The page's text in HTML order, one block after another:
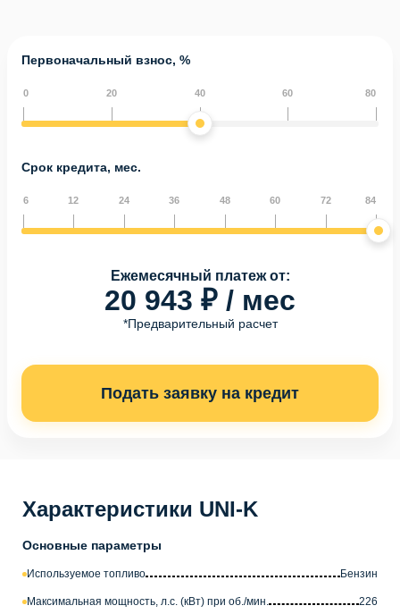
Первоначальный взнос, %
0 20 40 60 80
Срок кредита, мес.
6 12 24 36 48 60 72 84
Ежемесячный платеж от:
20 943 ₽ / мес
*Предварительный расчет
Подать заявку на кредит
Характеристики UNI-K
Основные параметры
Используемое топливо Бензин
Максимальная мощность, л.с. (кВт) при об./мин. 226